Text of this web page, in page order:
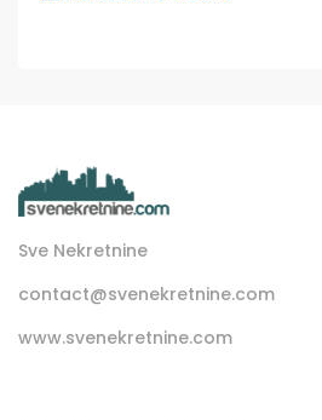
Sve Nekretnine
contact@svenekretnine.com
www.svenekretnine.com